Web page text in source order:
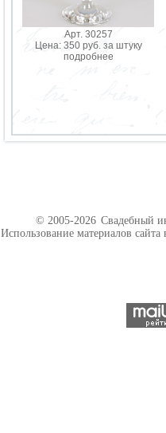
Арт. 30257
Цена: 350 руб. за штуку
подробнее
© 2005-2026 Свадебный
Использование материалов